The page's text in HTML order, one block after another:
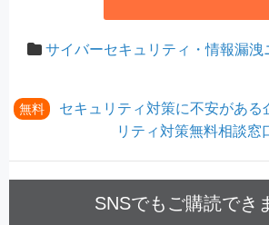
サイバーセキュリティ・情報漏洩
無料
セキュリティ対策に不安がある
リティ対策無料相談窓
SNSでもご購読でき